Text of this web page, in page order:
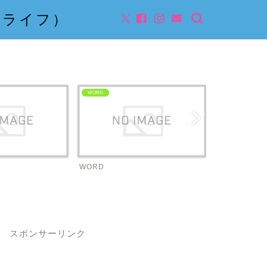
イフ）
WORD
WORD
スポンサーリンク